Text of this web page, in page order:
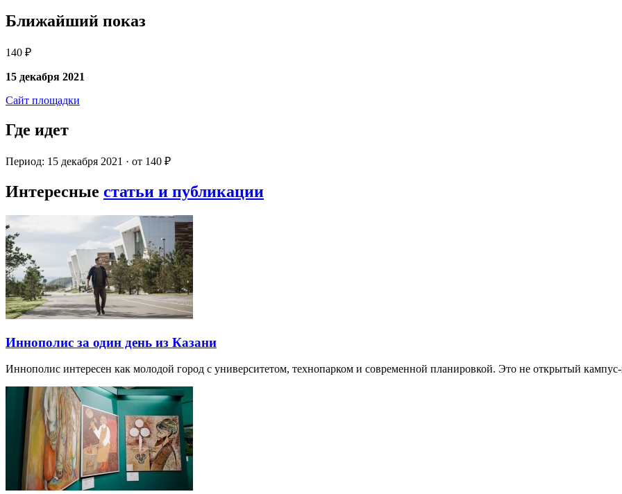
Ближайший показ
140 ₽
15 декабря 2021
Сайт площадки
Где идет
Период: 15 декабря 2021 · от 140 ₽
Интересные статьи и публикации
Иннополис за один день из Казани
Иннополис интересен как молодой город с университетом, технопарком и современной планировкой. Это не открытый